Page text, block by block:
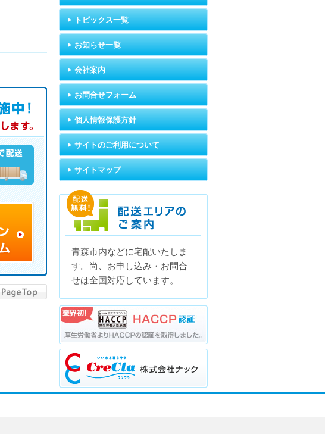
トピックス一覧
お知らせ一覧
会社案内
お問合せフォーム
個人情報保護方針
サイトのご利用について
サイトマップ
配送エリアのご案内
青森市内などに宅配いたしま
す。尚、お申し込み・お問合
せは全国対応しています。